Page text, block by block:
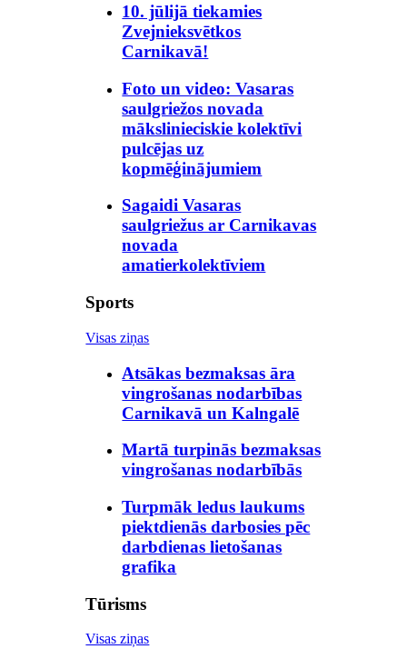
10. jūlijā tiekamies
Zvejnieksvētkos
Carnikavā!
Foto un video: Vasaras
saulgriežos novada
mākslinieciskie kolektīvi
pulcējas uz
kopmēģinājumiem
Sagaidi Vasaras
saulgriežus ar Carnikavas
novada
amatierkolektīviem
Sports
Visas ziņas
Atsākas bezmaksas āra
vingrošanas nodarbības
Carnikavā un Kalngalē
Martā turpinās bezmaksas
vingrošanas nodarbībās
Turpmāk ledus laukums
piektdienās darbosies pēc
darbdienas lietošanas
grafika
Tūrisms
Visas ziņas